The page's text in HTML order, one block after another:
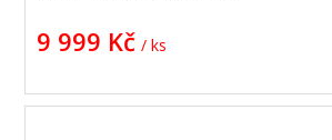
9 999 Kč / ks